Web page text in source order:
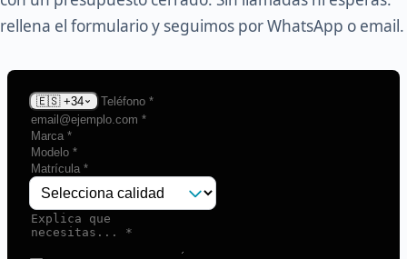
rellena el formulario y seguimos por WhatsApp o email.